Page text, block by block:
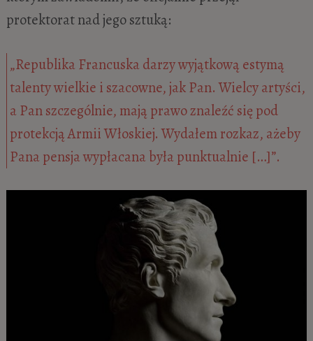
protektorat nad jego sztuką:
„Republika Francuska darzy wyjątkową estymą
talenty wielkie i szacowne, jak Pan. Wielcy artyści,
a Pan szczególnie, mają prawo znaleźć się pod
protekcją Armii Włoskiej. Wydałem rozkaz, ażeby
Pana pensja wypłacana była punktualnie […]”.